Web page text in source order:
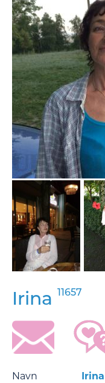
Irina 11657
Navn
Irina